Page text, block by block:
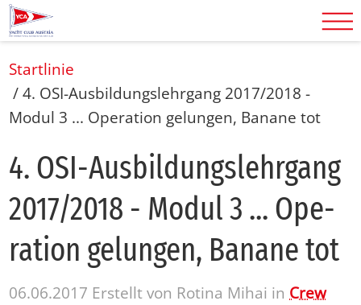
Startlinie
/4. OSI-Ausbildungslehrgang 2017/2018 -
Modul 3 ... Operation gelungen, Banane tot
4. OSI-Aus­bil­dungs­lehr­gang
2017/​2018 - Mo­dul 3 ... Ope­
ra­ti­on ge­lun­gen, Ba­na­ne tot
06.06.2017 Erstellt von Rotina Mihai in Crew